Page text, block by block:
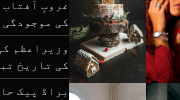
غروبِ
کی
کی تاریخ
براڈ پیک